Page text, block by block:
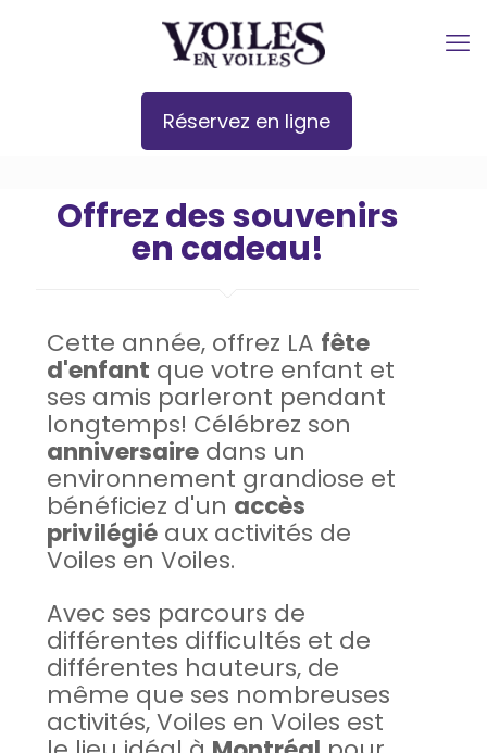
Réservez en ligne
Offrez des souvenirs
en cadeau!
Cette année, offrez LA fête
d'enfant que votre enfant et
ses amis parleront pendant
longtemps! Célébrez son
anniversaire dans un
environnement grandiose et
bénéficiez d'un accès
privilégié aux activités de
Voiles en Voiles.
Avec ses parcours de
différentes difficultés et de
différentes hauteurs, de
même que ses nombreuses
activités, Voiles en Voiles est